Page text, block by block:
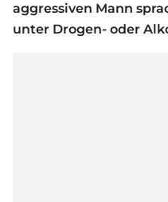
aggressiven Mann
unter Drogen- oder